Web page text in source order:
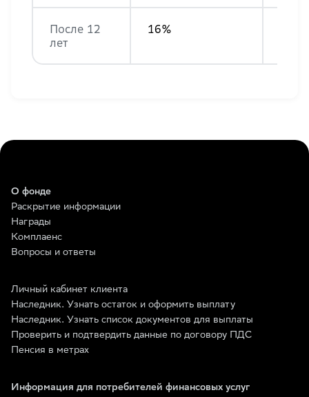
После 12
лет
16%
О фонде
Раскрытие информации
Награды
Комплаенс
Вопросы и ответы
Личный кабинет клиента
Наследник. Узнать остаток и оформить выплату
Наследник. Узнать список документов для выплаты
Проверить и подтвердить данные по договору ПДС
Пенсия в метрах
Информация для потребителей финансовых услуг